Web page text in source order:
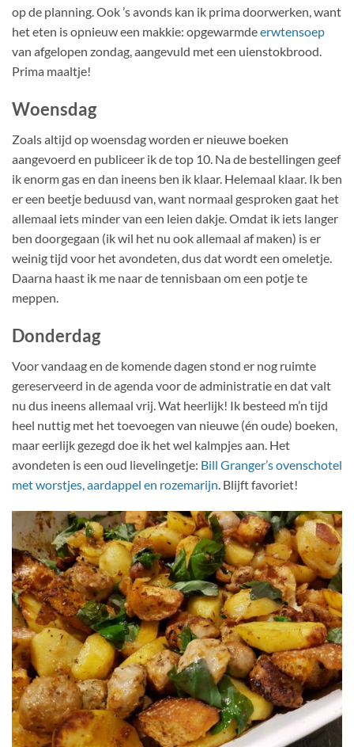
op de planning. Ook ’s avonds kan ik prima doorwerken, want
het eten is opnieuw een makkie: opgewarmdeerwtensoep
van afgelopen zondag, aangevuld met een uienstokbrood.
Prima maaltje!
Woensdag
Zoals altijd op woensdag worden er nieuwe boeken
aangevoerd en publiceer ik de top 10. Na de bestellingen geef
ik enorm gas en dan ineens ben ik klaar. Helemaal klaar. Ik ben
er een beetje beduusd van, want normaal gesproken gaat het
allemaal iets minder van een leien dakje. Omdat ik iets langer
ben doorgegaan (ik wil het nu ook allemaal af maken) is er
weinig tijd voor het avondeten, dus dat wordt een omeletje.
Daarna haast ik me naar de tennisbaan om een potje te
meppen.
Donderdag
Voor vandaag en de komende dagen stond er nog ruimte
gereserveerd in de agenda voor de administratie en dat valt
nu dus ineens allemaal vrij. Wat heerlijk! Ik besteed m’n tijd
heel nuttig met het toevoegen van nieuwe (én oude) boeken,
maar eerlijk gezegd doe ik het wel kalmpjes aan. Het
avondeten is een oud lievelingetje: Bill Granger’s ovenschotel
met worstjes, aardappel en rozemarijn. Blijft favoriet!